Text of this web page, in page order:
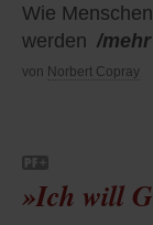
Wie
werden /mehr
von Norbert Copray
»Ich will